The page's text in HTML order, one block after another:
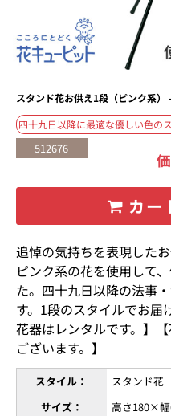
スタンド花お供え1段（ピンク系
四十九日以降に最適な優しい色の
512676
カー
追悼の気持ちを表現した
ピンク系の花を使用して
た。四十九日以降の法事
す。1段のスタイルでお届
花器はレンタルです。】
ございます。】
スタイル：
スタンド花
サイズ：
高さ180×幅